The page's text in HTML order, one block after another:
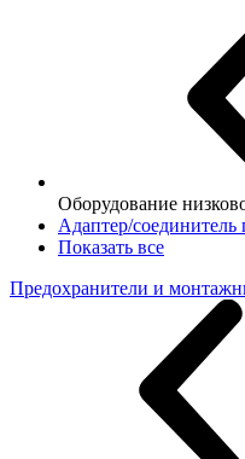
Оборудование
Адаптер/соединитель
Показать все
Предохранители и